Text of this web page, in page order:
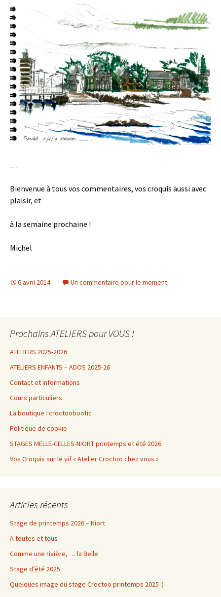
…
Bienvenue à tous vos commentaires, vos croquis aussi avec
plaisir, et
à la semaine prochaine !
Michel
6 avril 2014 Un commentaire pour le moment
Prochains ATELIERS pour VOUS !
ATELIERS 2025-2026
ATELIERS ENFANTS – ADOS 2025-26
Contact et informations
Cours particuliers
La boutique : croctoobootic
Politique de cookie
STAGES MELLE-CELLES-NIORT printemps et été 2026
Vos Croquis sur le vif « Atelier Croctoo chez vous »
Articles récents
Stage de printemps 2026 – Niort
A toutes et tous
Comme une rivière, … la Belle
Stage d’été 2025
Quelques image du stage Croctoo printemps 2025 :)